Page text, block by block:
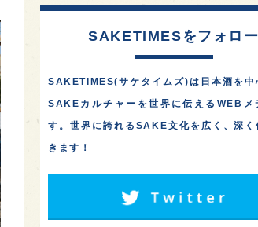
SAKETIMESをフォロー
SAKETIMES(サケタイムズ)は日本酒を中
SAKEカルチャーを世界に伝えるWEBメ
す。世界に誇れるSAKE文化を広く、深く
きます！